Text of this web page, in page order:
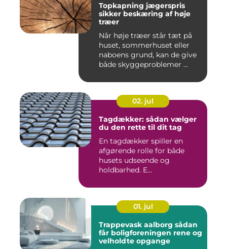
Topkapning jægerspris
sikker beskæring af høje
træer
Når høje træer står tæt på
huset, sommerhuset eller
naboens grund, kan de give
både skyggeproblemer ...
02. jul
Tagdækker: sådan vælger
du den rette til dit tag
En tagdækker spiller en
afgørende rolle for både
husets udseende og
holdbarhed. E...
01. jul
Trappevask aalborg sådan
får boligforeningen rene og
velholdte opgange